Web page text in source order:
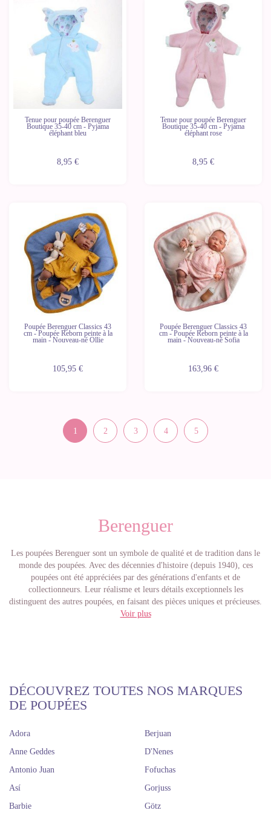
Tenue pour poupée Berenguer
Boutique 35-40 cm - Pyjama
éléphant bleu
8,95 €
Tenue pour poupée Berenguer
Boutique 35-40 cm - Pyjama
éléphant rose
8,95 €
Poupée Berenguer Classics 43
cm - Poupée Reborn peinte à la
main - Nouveau-né Ollie
105,95 €
Poupée Berenguer Classics 43
cm - Poupée Reborn peinte à la
main - Nouveau-né Sofia
163,96 €
1 2 3 4 5
Berenguer
Les poupées Berenguer sont un symbole de qualité et de tradition dans le
monde des poupées. Avec des décennies d'histoire (depuis 1940), ces
poupées ont été appréciées par des générations d'enfants et de
collectionneurs. Leur réalisme et leurs détails exceptionnels les
distinguent des autres poupées, en faisant des pièces uniques et précieuses.
Chez Dolls And Dolls, nous sommes fiers d'offrir une large variété de
qui perdurera pendant de nombreuses années. Laissez-vous séduire par la
magie des poupées Berenguer et trouvez celle qui vous convient dans
Poupée Berenguer Lola et
magnifiques Newborn Berenguer
Sur notre site web, nous vous proposons une large sélection de poupées
Berenguer qui vous enchanteront à coup sûr. Des adorables bébés Lola,
aux doux nouveau-nés habillés de vêtements mignons et charmants qui les
Voir plus
DÉCOUVREZ TOUTES NOS MARQUES
DE POUPÉES
Adora
Anne Geddes
Antonio Juan
Así
Barbie
Berjuan
D'Nenes
Fofuchas
Gorjuss
Götz